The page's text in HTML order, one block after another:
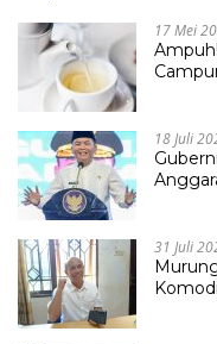
17 Mei
18 Juli
31 Juli